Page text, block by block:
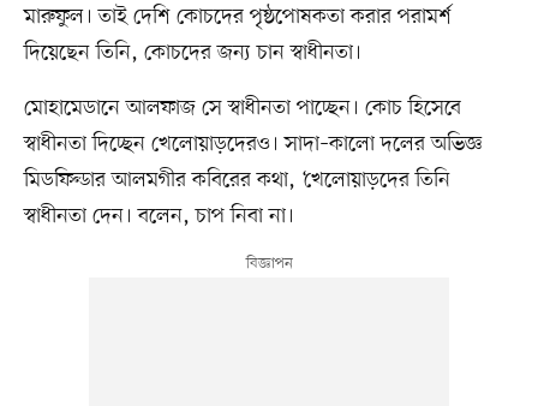
মারুফুল। তাই দেশি কোচদের পৃষ্ঠপোষকতা করার পরামর্শ
দিয়েছেন তিনি, কোচদের জন্য চান স্বাধীনতা।
মোহামেডানে আলফাজ সে স্বাধীনতা পাচ্ছেন। কোচ হিসেবে
স্বাধীনতা দিচ্ছেন খেলোয়াড়দেরও। সাদা–কালো দলের অভিজ্ঞ
মিডফিল্ডার আলমগীর কবিরের কথা, ‘খেলোয়াড়দের তিনি
স্বাধীনতা দেন। বলেন, চাপ নিবা না।